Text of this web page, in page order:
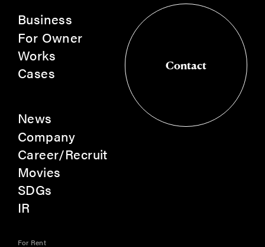
Business
For Owner
Works
Cases
News
Company
Career/Recruit
Movies
SDGs
IR
For Rent
Contact